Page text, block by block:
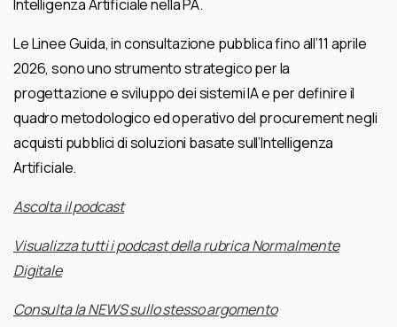
Intelligenza Artificiale nella PA.
Le Linee Guida, in consultazione pubblica fino all’11 aprile
2026, sono uno strumento strategico per la
progettazione e sviluppo dei sistemi IA e per definire il
quadro metodologico ed operativo del procurement negli
acquisti pubblici di soluzioni basate sull’Intelligenza
Artificiale.
Ascolta il podcast
Visualizza tutti i podcast della rubrica Normalmente
Digitale
Consulta la NEWS sullo stesso argomento